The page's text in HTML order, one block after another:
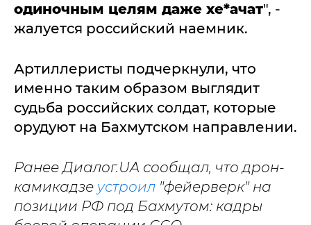
одиночным целям даже хе*ачат", -
жалуется российский наемник.
Артиллеристы подчеркнули, что
именно таким образом выглядит
судьба российских солдат, которые
орудуют на Бахмутском направлении.
Ранее Диалог.UA сообщал, что дрон-
камикадзе устроил "фейерверк" на
позиции РФ под Бахмутом: кадры